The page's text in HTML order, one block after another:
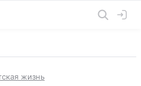
жизнь